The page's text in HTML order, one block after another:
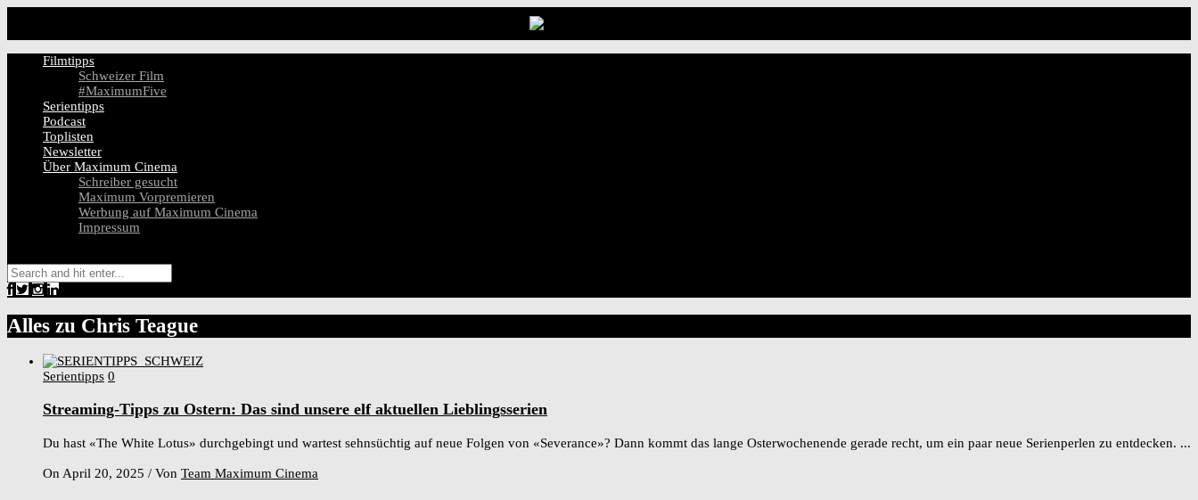
Filmtipps
Schweizer Film
#MaximumFive
Serientipps
Podcast
Toplisten
Newsletter
Über Maximum Cinema
Schreiber gesucht
Maximum Vorpremieren
Werbung auf Maximum Cinema
Impressum
Alles zu Chris Teague
Serientipps 0
Streaming-Tipps zu Ostern: Das sind unsere elf aktuellen Lieblingsserien
Du hast «The White Lotus» durchgebingt und wartest sehnsüchtig auf neue Folgen von «Severance»? Dann kommt das lange Osterwochenende gerade recht, um ein paar neue Serienperlen zu entdecken. ...
On April 20, 2025 / Von Team Maximum Cinema